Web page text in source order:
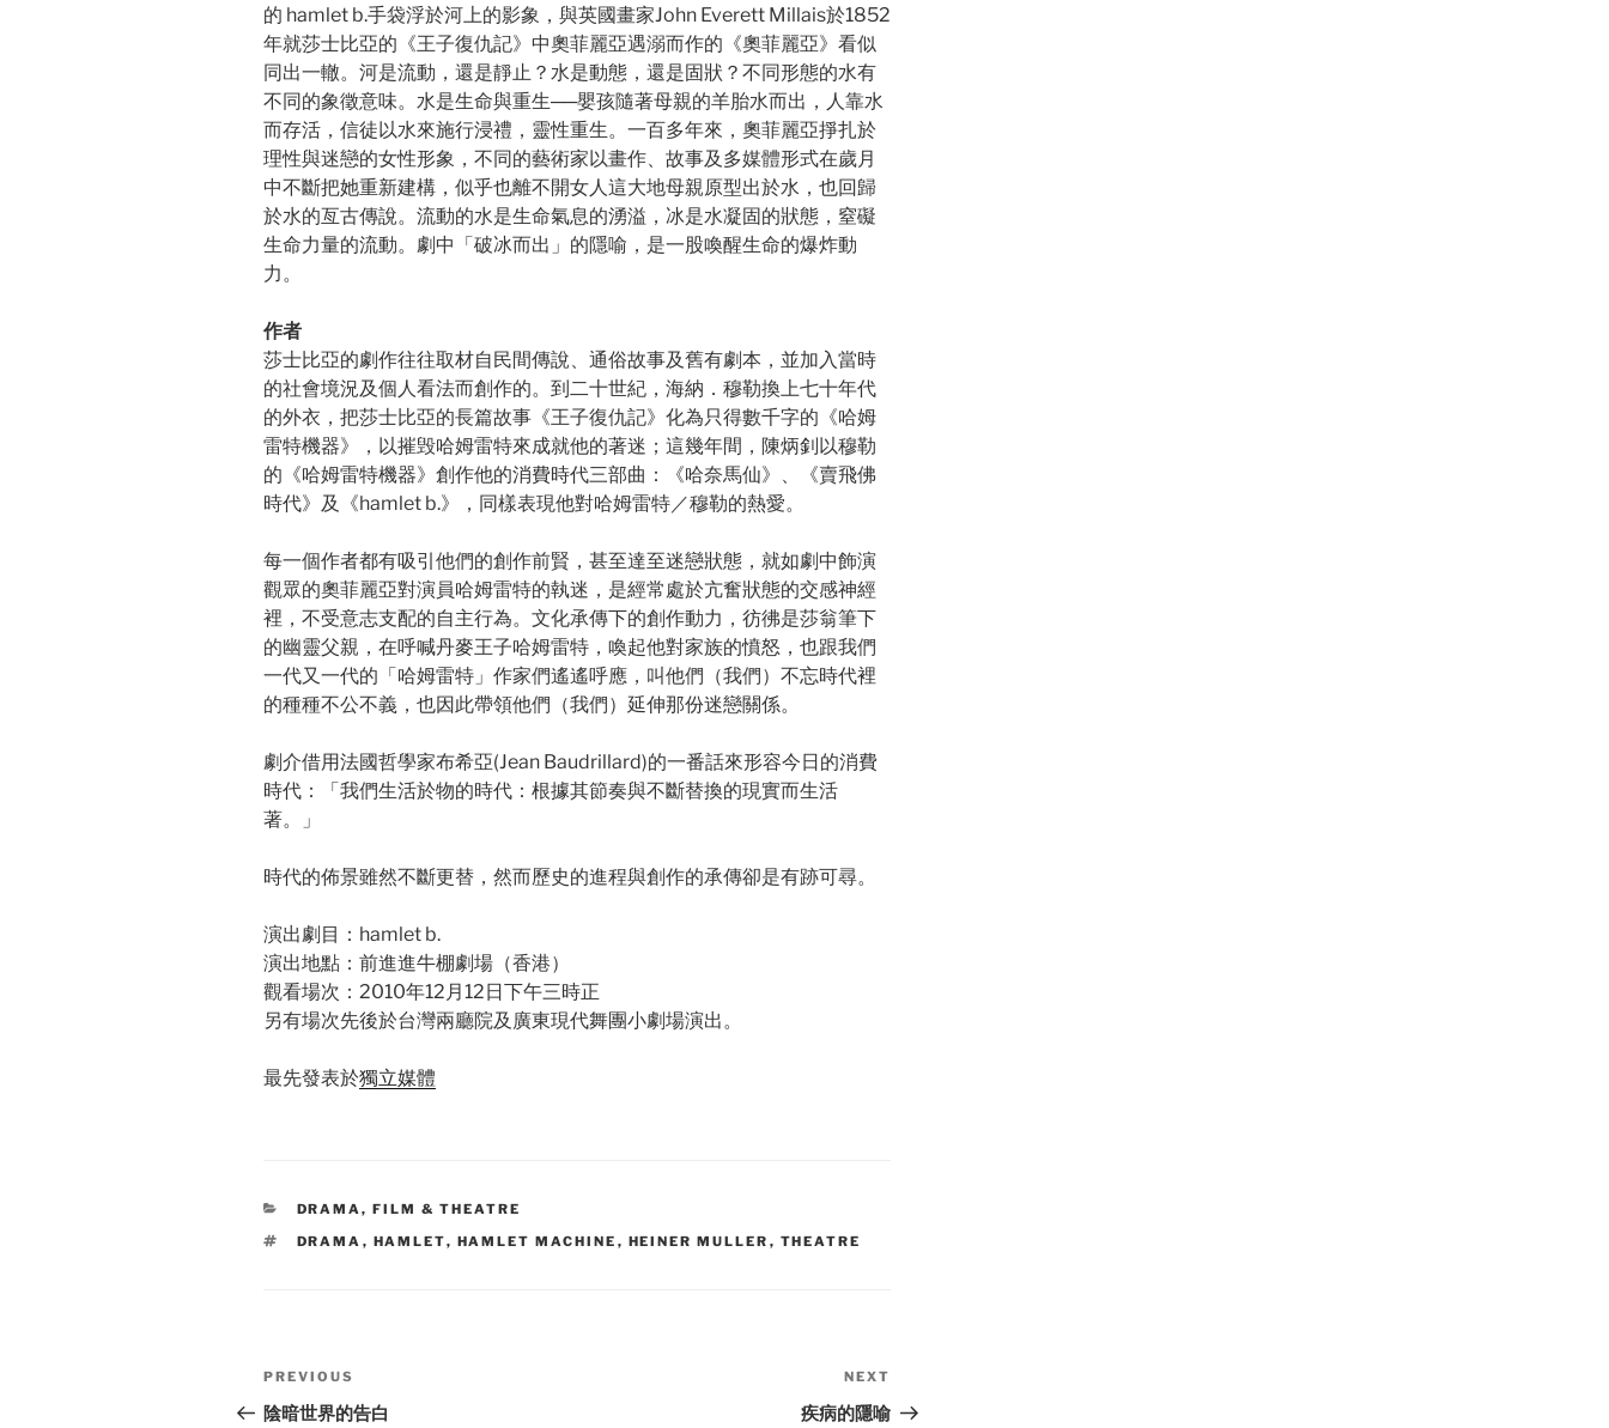
的 hamlet b.手袋浮於河上的影象，與英國畫家John Everett Millais於1852
年就莎士比亞的《王子復仇記》中奧菲麗亞遇溺而作的《奧菲麗亞》看似
同出一轍。河是流動，還是靜止？水是動態，還是固狀？不同形態的水有
不同的象徵意味。水是生命與重生──嬰孩隨著母親的羊胎水而出，人靠水
而存活，信徒以水來施行浸禮，靈性重生。一百多年來，奧菲麗亞掙扎於
理性與迷戀的女性形象，不同的藝術家以畫作、故事及多媒體形式在歲月
中不斷把她重新建構，似乎也離不開女人這大地母親原型出於水，也回歸
於水的亙古傳說。流動的水是生命氣息的湧溢，冰是水凝固的狀態，窒礙
生命力量的流動。劇中「破冰而出」的隱喻，是一股喚醒生命的爆炸動
力。
作者
莎士比亞的劇作往往取材自民間傳說、通俗故事及舊有劇本，並加入當時
的社會境況及個人看法而創作的。到二十世紀，海納．穆勒換上七十年代
的外衣，把莎士比亞的長篇故事《王子復仇記》化為只得數千字的《哈姆
雷特機器》，以摧毁哈姆雷特來成就他的著迷；這幾年間，陳炳釗以穆勒
的《哈姆雷特機器》創作他的消費時代三部曲：《哈奈馬仙》、《賣飛佛
時代》及《hamlet b.》，同樣表現他對哈姆雷特／穆勒的熱愛。
每一個作者都有吸引他們的創作前賢，甚至達至迷戀狀態，就如劇中飾演
觀眾的奧菲麗亞對演員哈姆雷特的執迷，是經常處於亢奮狀態的交感神經
裡，不受意志支配的自主行為。文化承傳下的創作動力，彷彿是莎翁筆下
的幽靈父親，在呼喊丹麥王子哈姆雷特，喚起他對家族的憤怒，也跟我們
一代又一代的「哈姆雷特」作家們遙遙呼應，叫他們（我們）不忘時代裡
的種種不公不義，也因此帶領他們（我們）延伸那份迷戀關係。
劇介借用法國哲學家布希亞(Jean Baudrillard)的一番話來形容今日的消費
時代：「我們生活於物的時代：根據其節奏與不斷替換的現實而生活
著。」
時代的佈景雖然不斷更替，然而歷史的進程與創作的承傳卻是有跡可尋。
演出劇目：hamlet b.
演出地點：前進進牛棚劇場（香港）
觀看場次：2010年12月12日下午三時正
另有場次先後於台灣兩廳院及廣東現代舞團小劇場演出。
最先發表於獨立媒體
CATEGORIES
DRAMA, FILM & THEATRE
TAGS
DRAMA , HAMLET, HAMLET MACHINE , HEINER MULLER , THEATRE
Post
navigation
Previous
Post
PREVIOUS
陰暗世界的告白
Post
NEXT
疾病的隱喻